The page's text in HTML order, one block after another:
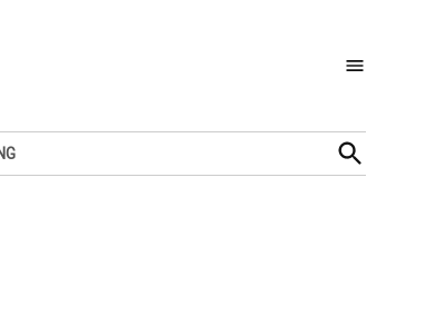
Open
Search